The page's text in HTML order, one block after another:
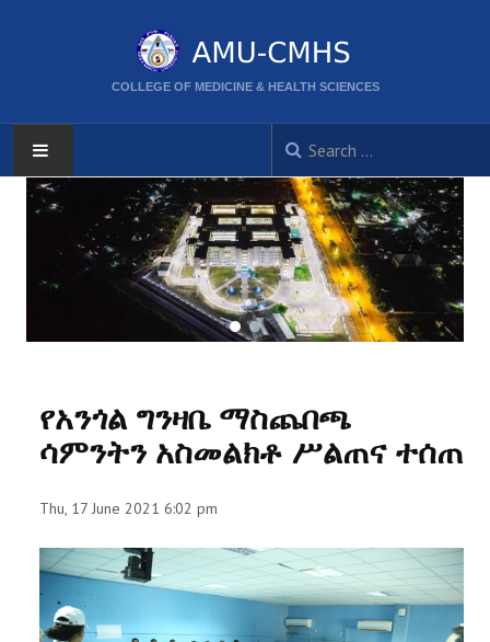
COLLEGE OF MEDICINE & HEALTH SCIENCES
AMU
HOME
ACTIVITIES
የአንጎል ግንዛቤ ማስጨበጫ
ሳምንትን አስመልክቶ ሥልጠና ተሰጠ
Thu, 17 June 2021 6:02 pm